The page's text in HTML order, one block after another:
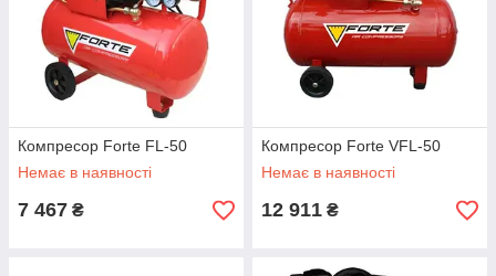
Компресор Forte FL-50
Немає в наявності
7 467 ₴
Компресор Forte VFL-50
Немає в наявності
12 911 ₴